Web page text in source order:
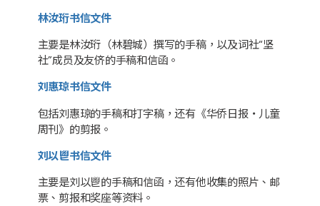
林汝珩书信文件
主要是林汝珩（林碧城）撰写的手稿，以及词社“坚
社”成员及友侪的手稿和信函。
刘惠琼书信文件
包括刘惠琼的手稿和打字稿，还有《华侨日报・儿童
周刊》的剪报。
刘以鬯书信文件
主要是刘以鬯的手稿和信函，还有他收集的照片、邮
票、剪报和奖座等资料。